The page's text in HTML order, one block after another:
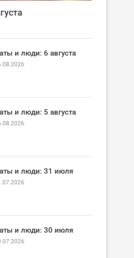
и люди: 6 августа
и люди: 5 августа
и люди: 31 июля
и люди: 30 июля